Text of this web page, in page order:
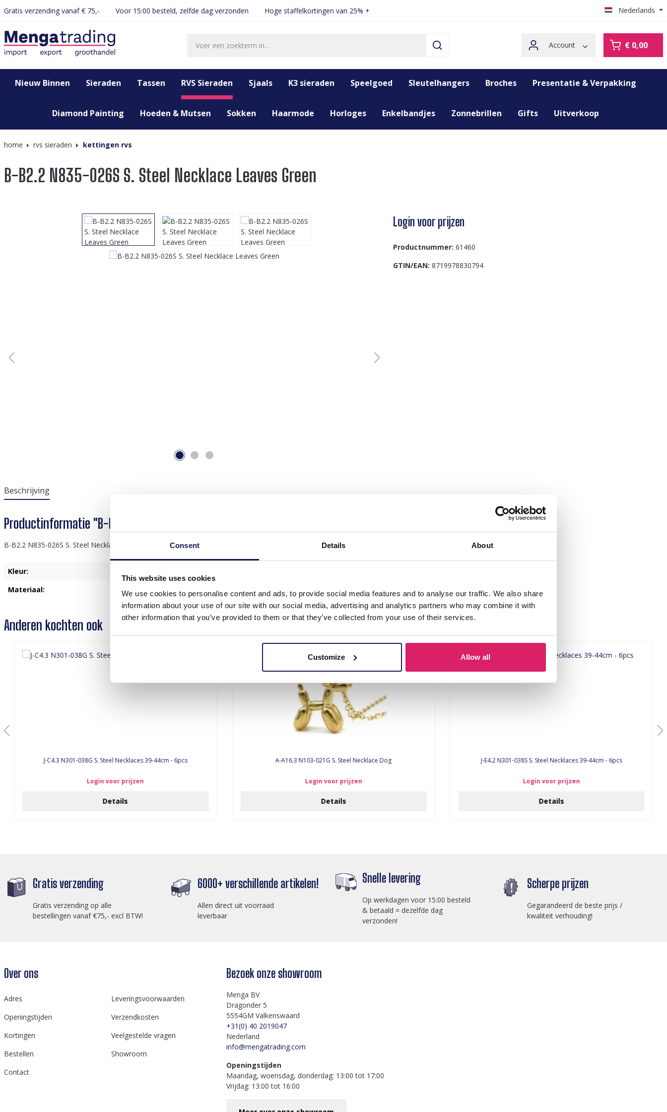
Consent Details About
This website uses cookies
We use cookies to personalise content and ads, to provide social media features and to analyse our traffic. We also share
information about your use of our site with our social media, advertising and analytics partners who may combine it with
other information that you’ve provided to them or that they’ve collected from your use of their services.
Customize Allow all
Ga naar de hoofdnavigatie
Gratis verzending vanaf € 75,- Voor 15:00 besteld, zelfde dag verzonden Hoge staffelkortingen van 25% + Nederlands
Account € 0,00
Nieuw Binnen Sieraden Tassen RVS Sieraden Sjaals K3 sieraden Speelgoed Sleutelhangers Broches Presentatie & Verpakking
Diamond Painting Hoeden & Mutsen Sokken Haarmode Horloges Enkelbandjes Zonnebrillen Gifts Uitverkoop
home rvs sieraden kettingen rvs
B-B2.2 N835-026S S. Steel Necklace Leaves Green
Afbeeldingengalerij overslaan Login voor prijzen
Productnummer: 61460
GTIN/EAN: 8719978830794
Beschrijving
Productinformatie "B-B2.2 N835-026S S. Steel Necklace Leaves Green"
B-B2.2 N835-026S S. Steel Necklace Leaves Green
Kleur:
Materiaal:
Roestvrij Staal
Anderen kochten ook
J-C4.3 N301-038G S. Steel Necklaces 39-44cm - 6pcs
Login voor prijzen
Details
A-A16.3 N103-021G S. Steel Necklace Dog
Login voor prijzen
Details
J-E4.2 N301-038S S. Steel Necklaces 39-44cm - 6pcs
Login voor prijzen
Details
Gratis verzending
Gratis verzending op alle
bestellingen vanaf €75,- excl BTW!
6000+ verschillende artikelen!
Allen direct uit voorraad
leverbaar
Snelle levering
Op werkdagen voor 15:00 besteld
& betaald = dezelfde dag
verzonden!
Scherpe prijzen
Gegarandeerd de beste prijs /
kwaliteit verhouding!
Over ons
Adres
Leveringsvoorwaarden
Openingstijden
Verzendkosten
Kortingen
Veelgestelde vragen
Bestellen
Showroom
Contact
Bezoek onze showroom
Menga BV
Dragonder 5
5554GM Valkenswaard
+31(0) 40 2019047
Nederland
info@mengatrading.com
Openingstijden
Maandag, woensdag, donderdag: 13:00 tot 17:00
Vrijdag: 13:00 tot 16:00